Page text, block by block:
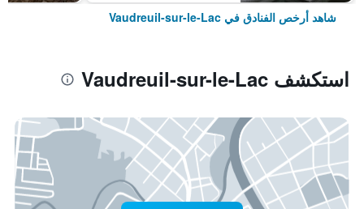
شاهد أرخص الفنادق في Vaudreuil-sur-le-Lac
استكشف Vaudreuil-sur-le-Lac